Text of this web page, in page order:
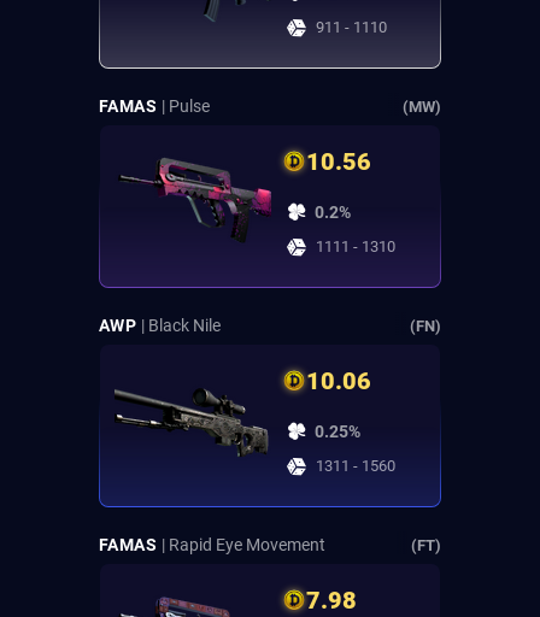
911 - 1110
FAMAS | Pulse (MW)
10.56
0.2%
1111 - 1310
AWP | Black Nile (FN)
10.06
0.25%
1311 - 1560
FAMAS | Rapid Eye Movement (FT)
7.98